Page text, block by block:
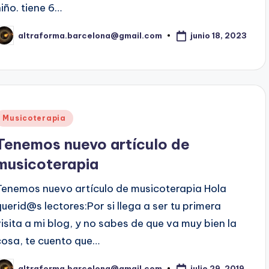
tiene 6…
altraforma.barcelona@gmail.com junio 18, 2023
Musicoterapia
nuevo artículo de
nuevo artículo de musicoterapia Hola
lectores:Por si llega a ser tu primera
a mi blog, y no sabes de que va muy bien la
te cuento que…